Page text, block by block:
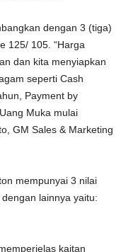
dengan 3 (tiga)
125/ 105. “Harga
dan kita menyiapkan
seperti Cash
Payment by
Muka mulai
GM Sales & Marketing
mempunyai 3 nilai
lainnya yaitu:
kaitan